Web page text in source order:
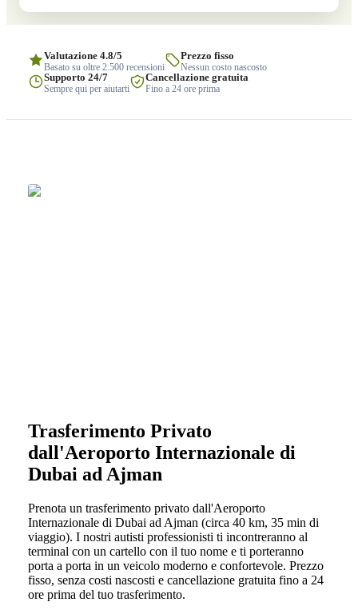
Valutazione 4.8/5
Basato su oltre 2.500 recensioni
Prezzo fisso
Nessun costo nascosto
Supporto 24/7
Sempre qui per aiutarti
Cancellazione gratuita
Fino a 24 ore prima
Trasferimento Privato
dall'Aeroporto Internazionale di
Dubai ad Ajman
Prenota un trasferimento privato dall'Aeroporto
Internazionale di Dubai ad Ajman (circa 40 km, 35 min di
viaggio). I nostri autisti professionisti ti incontreranno al
terminal con un cartello con il tuo nome e ti porteranno
porta a porta in un veicolo moderno e confortevole. Prezzo
fisso, senza costi nascosti e cancellazione gratuita fino a 24
ore prima del tuo trasferimento.